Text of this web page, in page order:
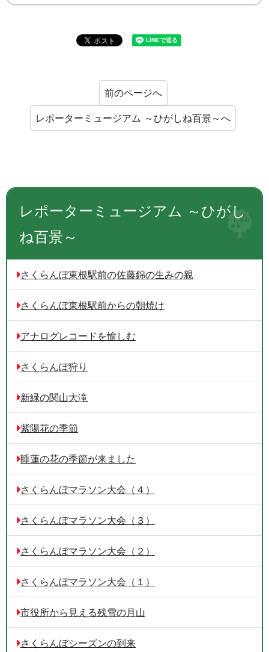
前のページへ
レポーターミュージアム ～ひがしね百景～へ
レポーターミュージアム ～ひがし
ね百景～
さくらんぼ東根駅前の佐藤錦の生みの親
さくらんぼ東根駅前からの朝焼け
アナログレコードを愉しむ
さくらんぼ狩り
新緑の関山大滝
紫陽花の季節
睡蓮の花の季節が来ました
さくらんぼマラソン大会（４）
さくらんぼマラソン大会（３）
さくらんぼマラソン大会（２）
さくらんぼマラソン大会（１）
市役所から見える残雪の月山
さくらんぼシーズンの到来